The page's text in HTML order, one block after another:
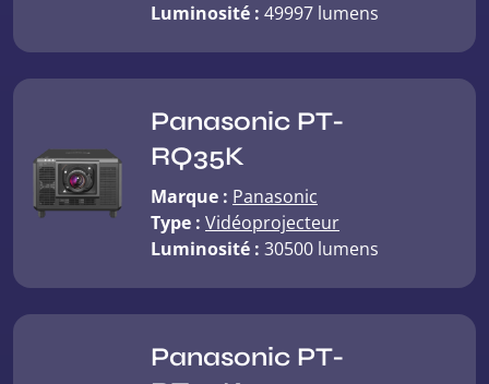
Luminosité : 49997 lumens
Panasonic PT-
RQ35K
Marque : Panasonic
Type : Vidéoprojecteur
Luminosité : 30500 lumens
Panasonic PT-